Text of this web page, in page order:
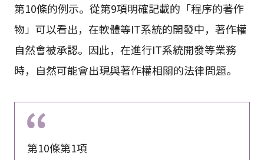
第10條的例示。從第9項明確記載的「程序的著作
物」可以看出，在軟體等IT系統的開發中，著作權
自然會被承認。因此，在進行IT系統開發等業務
時，自然可能會出現與著作權相關的法律問題。
第10條第1項